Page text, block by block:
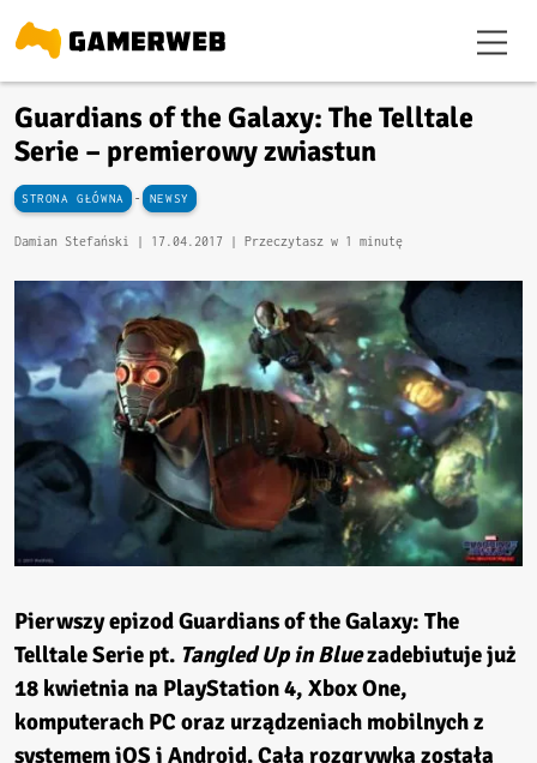
Guardians of the Galaxy: The Telltale
Serie – premierowy zwiastun
STRONA GŁÓWNA - NEWSY
Damian Stefański | 17.04.2017 | Przeczytasz w 1 minutę
Pierwszy epizodGuardians of the Galaxy: The
Telltale Serie pt. Tangled Up in Bluezadebiutuje już
18 kwietnia na PlayStation 4, Xbox One,
komputerach PC oraz urządzeniach mobilnych z
systemem iOS i Android. Cała rozgrywka została